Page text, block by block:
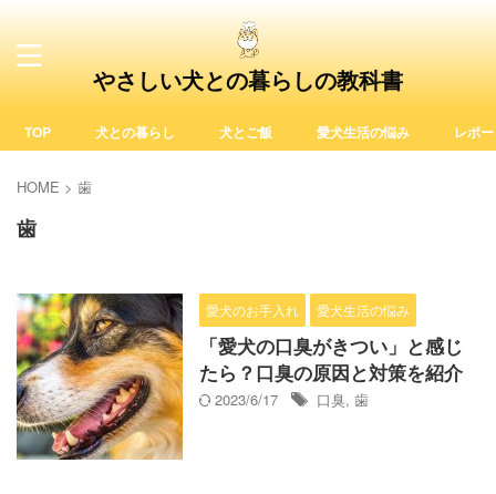
やさしい犬との暮らしの教科書
TOP 犬との暮らし 犬とご飯 愛犬生活の悩み レポ
HOME > 歯
歯
愛犬のお手入れ 愛犬生活の悩み
「愛犬の口臭がきつい」と感じ
たら？口臭の原因と対策を紹介
2023/6/17 口臭, 歯